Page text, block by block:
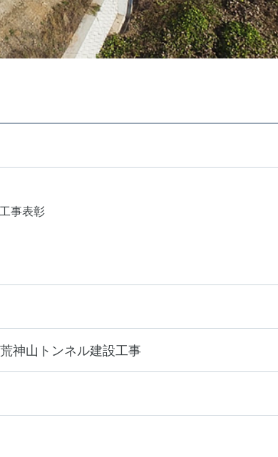
事表彰
神山トンネル建設工事